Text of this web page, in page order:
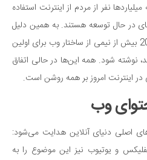
نفر از مردم از اینترنت استفاده
در حال توسعه هستند. به همین دلیل
تصمیم بر این شده که در سال 2020 بیش از نیمی از ساختار وب برای اولین
نوشته شود. همه این‌ها در حالی اتفاق
اینترنت امروز بر همه روشن است.
وب
اصلی دنیای آنلاین هدایت می‌شود:
و یوتیوب نیز این موضوع را به